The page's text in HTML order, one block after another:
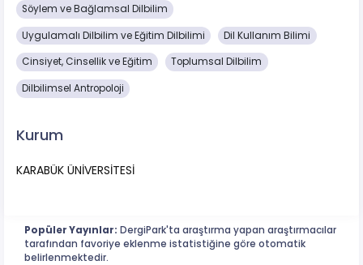
Söylem ve Bağlamsal Dilbilim
Uygulamalı Dilbilim ve Eğitim Dilbilimi Dil Kullanım Bilimi
Cinsiyet, Cinsellik ve Eğitim Toplumsal Dilbilim
Dilbilimsel Antropoloji
Kurum
KARABÜK ÜNİVERSİTESİ
Popüler Yayınlar: DergiPark'ta araştırma yapan araştırmacılar
tarafından favoriye eklenme istatistiğine göre otomatik
belirlenmektedir.